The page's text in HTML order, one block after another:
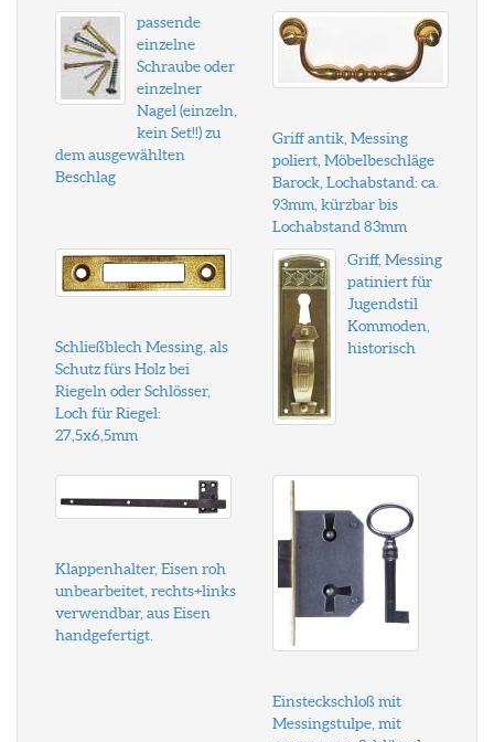
passende
einzelne
Schraube oder
einzelner
Nagel (einzeln,
kein Set!!) zu
dem ausgewählten
Beschlag
Griff antik, Messing
poliert, Möbelbeschläge
Barock, Lochabstand: ca.
93mm, kürzbar bis
Lochabstand 83mm
Schließblech Messing, als
Schutz fürs Holz bei
Riegeln oder Schlösser,
Loch für Riegel:
27,5x6,5mm
Griff, Messing
patiniert für
Jugendstil
Kommoden,
historisch
Klappenhalter, Eisen roh
unbearbeitet, rechts+links
verwendbar, aus Eisen
handgefertigt.
Einsteckschloß mit
Messingstulpe, mit